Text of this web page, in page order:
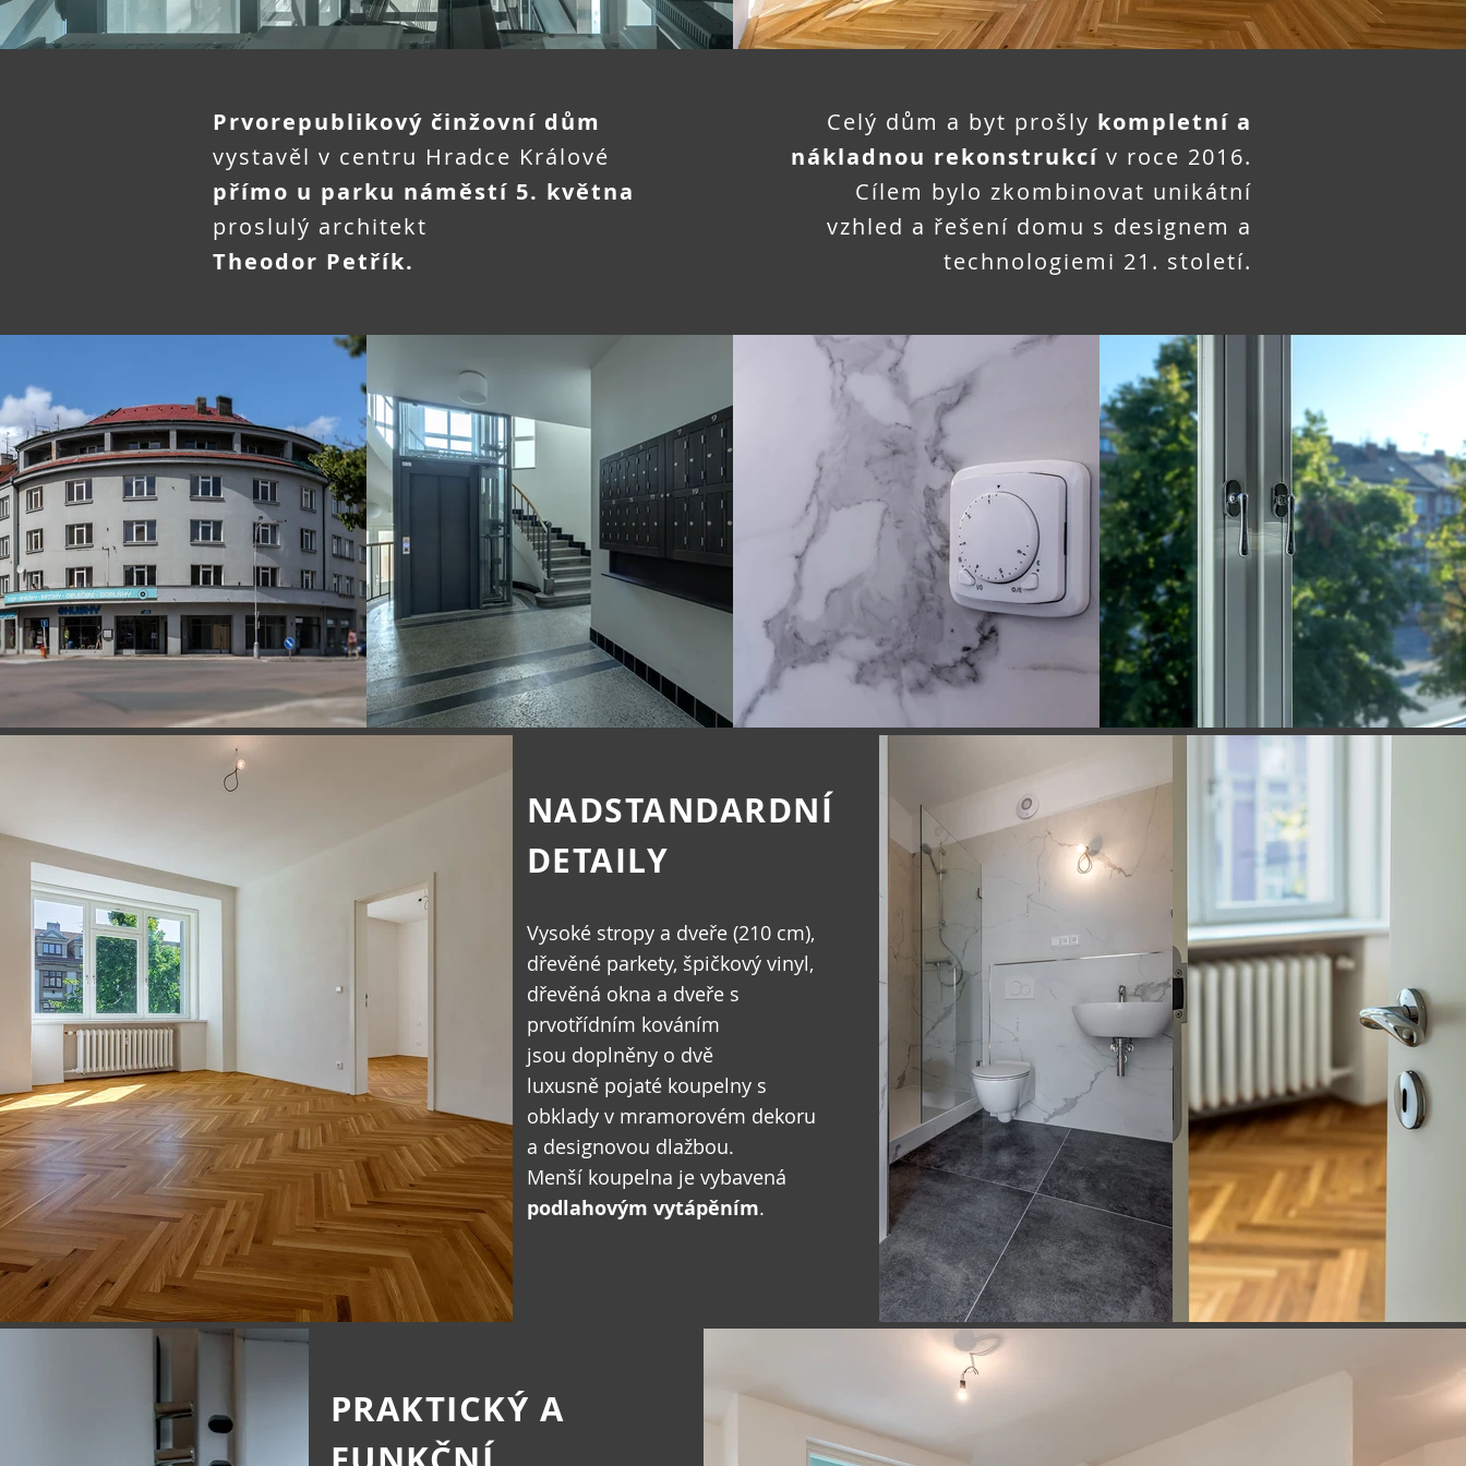
Prvorepublikový činžovní dům
vystavěl v centru Hradce Králové
přímo u parku náměstí 5. května
proslulý architekt
Theodor Petřík.
Celý dům a byt prošly kompletní a
nákladnou rekonstrukcí v roce 2016.
Cílem bylo zkombinovat unikátní
vzhled a řešení domu s designem a
technologiemi 21. století.
Vysoké stropy a dveře (210 cm),
dřevěné parkety, špičkový vinyl,
dřevěná okna a dveře s
prvotřídním kováním
jsou doplněny o dvě
luxusně pojaté koupelny s
obklady v mramorovém dekoru
a designovou dlažbou.
Menší koupelna je vybavená
podlahovým vytápěním.
NADSTANDARDNÍ
DETAILY
PRAKTICKÝ A